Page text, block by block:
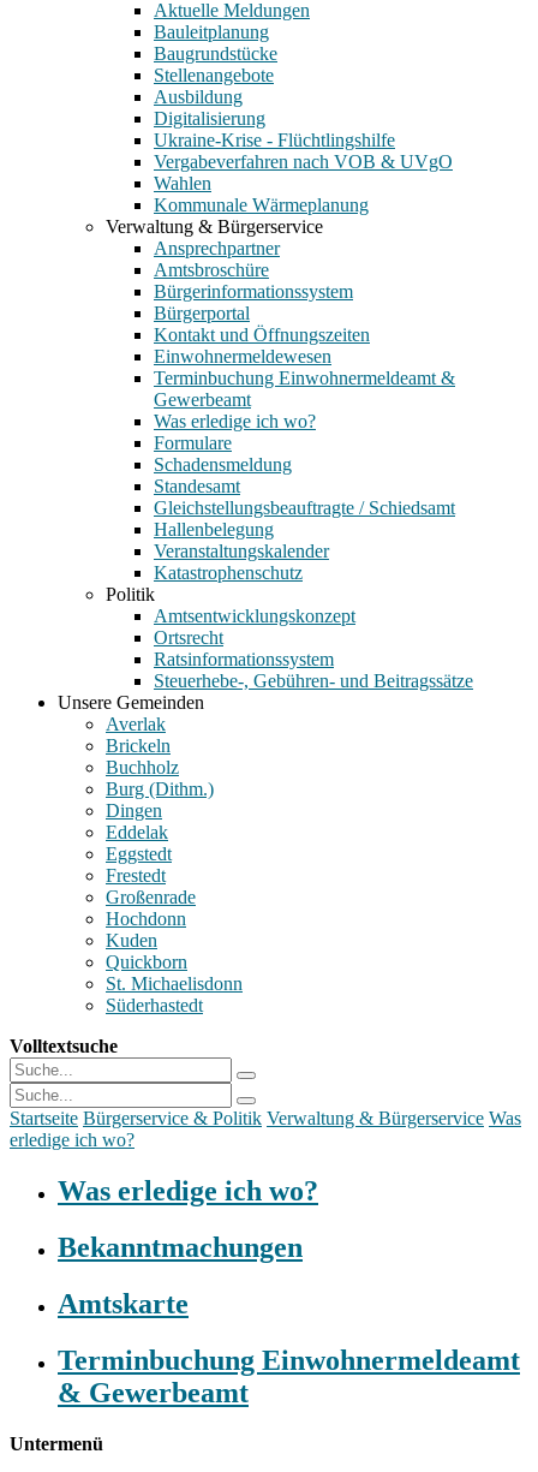
Aktuelle Meldungen
Bauleitplanung
Baugrundstücke
Stellenangebote
Ausbildung
Digitalisierung
Ukraine-Krise - Flüchtlingshilfe
Vergabeverfahren nach VOB & UVgO
Wahlen
Kommunale Wärmeplanung
Verwaltung & Bürgerservice
Ansprechpartner
Amtsbroschüre
Bürgerinformationssystem
Bürgerportal
Kontakt und Öffnungszeiten
Einwohnermeldewesen
Terminbuchung Einwohnermeldeamt &
Gewerbeamt
Was erledige ich wo?
Formulare
Schadensmeldung
Standesamt
Gleichstellungsbeauftragte / Schiedsamt
Hallenbelegung
Veranstaltungskalender
Katastrophenschutz
Politik
Amtsentwicklungskonzept
Ortsrecht
Ratsinformationssystem
Steuerhebe-, Gebühren- und Beitragssätze
Unsere Gemeinden
Averlak
Brickeln
Buchholz
Burg (Dithm.)
Dingen
Eddelak
Eggstedt
Frestedt
Großenrade
Hochdonn
Kuden
Quickborn
St. Michaelisdonn
Süderhastedt
Volltextsuche
Startseite Bürgerservice & Politik Verwaltung & Bürgerservice Was
erledige ich wo?
Was erledige ich wo?
Bekanntmachungen
Amtskarte
Terminbuchung Einwohnermeldeamt
& Gewerbeamt
Untermenü